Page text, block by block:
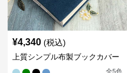
¥4,340 (税込)
上質シンプル布製ブックカバー
全5色